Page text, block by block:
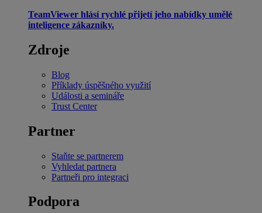
TeamViewer hlásí rychlé přijetí jeho nabídky umělé
inteligence zákazníky.
Zdroje
Blog
Příklady úspěšného využití
Události a semináře
Trust Center
Partner
Staňte se partnerem
Vyhledat partnera
Partneři pro integraci
Podpora